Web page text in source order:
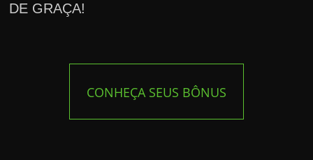
DE GRAÇA!
CONHEÇA SEUS BÔNUS